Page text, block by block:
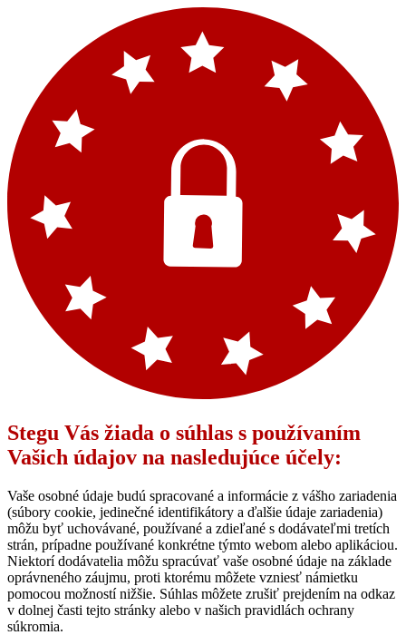
Stegu Vás žiada o súhlas s používaním
Vašich údajov na nasledujúce účely:
Vaše osobné údaje budú spracované a informácie z vášho zariadenia
(súbory cookie, jedinečné identifikátory a ďalšie údaje zariadenia)
môžu byť uchovávané, používané a zdieľané s dodávateľmi tretích
strán, prípadne používané konkrétne týmto webom alebo aplikáciou.
Niektorí dodávatelia môžu spracúvať vaše osobné údaje na základe
oprávneného záujmu, proti ktorému môžete vzniesť námietku
pomocou možností nižšie. Súhlas môžete zrušiť prejdením na odkaz
v dolnej časti tejto stránky alebo v našich pravidlách ochrany
súkromia.